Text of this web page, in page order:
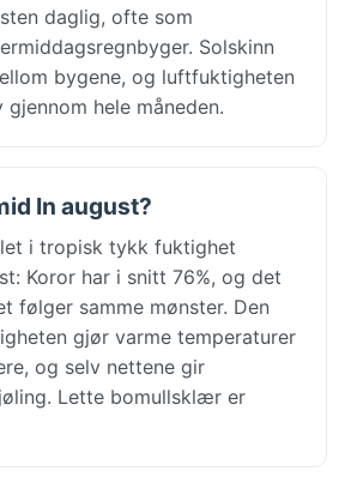
daglig, ofte som
Solskinn
bygene, og luftfuktigheten
hele måneden.
In august?
i tropisk tykk fuktighet
Koror har i snitt 76%, og det
følger samme mønster. Den
gjør varme temperaturer
og selv nettene gir
Lette bomullsklær er